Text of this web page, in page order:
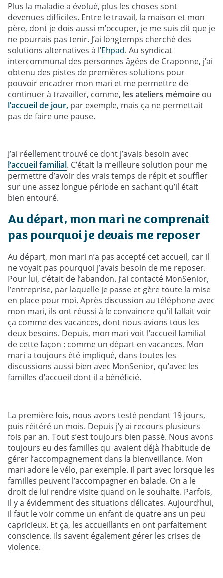
Plus la maladie a évolué, plus les choses sont
devenues difficiles. Entre le travail, la maison et mon
père, dont je dois aussi m’occuper, je me suis dit que je
ne pourrais pas tenir. J’ai longtemps cherché des
solutions alternatives à l’Ehpad. Au syndicat
intercommunal des personnes âgées de Craponne, j’ai
obtenu des pistes de premières solutions pour
pouvoir encadrer mon mari et me permettre de
continuer à travailler, comme, les ateliers mémoire ou
l’accueil de jour, par exemple, mais ça ne permettait
pas de faire une pause.
J’ai réellement trouvé ce dont j’avais besoin avec
l’accueil familial. C’était la meilleure solution pour me
permettre d’avoir des vrais temps de répit et souffler
sur une assez longue période en sachant qu’il était
bien entouré.
Au départ, mon mari ne comprenait
pas pourquoi je devais me reposer
Au départ, mon mari n’a pas accepté cet accueil, car il
ne voyait pas pourquoi j’avais besoin de me reposer.
Pour lui, c’était de l’abandon. J’ai contacté MonSenior,
l’entreprise, par laquelle je passe et gère toute la mise
en place pour moi. Après discussion au téléphone avec
mon mari, ils ont réussi à le convaincre qu’il fallait voir
ça comme des vacances, dont nous avions tous les
deux besoins. Depuis, mon mari voit l’accueil familial
de cette façon : comme un départ en vacances. Mon
mari a toujours été impliqué, dans toutes les
discussions aussi bien avec MonSenior, qu’avec les
familles d’accueil dont il a bénéficié.
La première fois, nous avons testé pendant 19 jours,
puis réitéré un mois. Depuis j’y ai recours plusieurs
fois par an. Tout s’est toujours bien passé. Nous avons
toujours eu des familles qui avaient déjà l’habitude de
gérer l’accompagnement dans la bienveillance. Mon
mari adore le vélo, par exemple. Il part avec lorsque les
familles peuvent l’accompagner en balade. On a le
droit de lui rendre visite quand on le souhaite. Parfois,
il y a évidemment des situations délicates. Aujourd’hui,
il faut le voir comme un enfant de quatre ans un peu
capricieux. Et ça, les accueillants en ont parfaitement
conscience. Ils savent également gérer les crises de
violence.